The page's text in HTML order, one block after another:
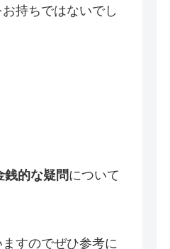
持ちではないでし
銭的な疑問について
すのでぜひ参考に